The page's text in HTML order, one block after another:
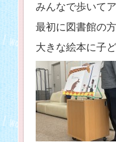
みんなで歩いて
最初に図書館の
大きな絵本に子